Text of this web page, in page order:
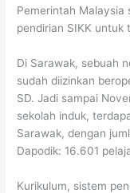
Pemerintah Malaysia
pendirian SIKK untuk
Di Sarawak, sebuah
sudah diizinkan
SD. Jadi sampai
sekolah induk,
Sarawak, dengan
Dapodik: 16.601
Kurikulum, sistem